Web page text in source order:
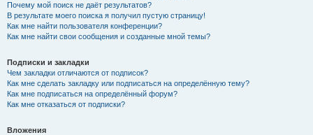
Почему мой поиск не даёт результатов?
В результате моего поиска я получил пустую страницу!
Как мне найти пользователя конференции?
Как мне найти свои сообщения и созданные мной темы?
Подписки и закладки
Чем закладки отличаются от подписок?
Как мне сделать закладку или подписаться на определённую тему?
Как мне подписаться на определённый форум?
Как мне отказаться от подписки?
Вложения